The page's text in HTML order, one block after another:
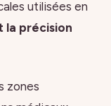
utilisées en
la précision
zones